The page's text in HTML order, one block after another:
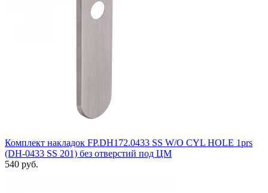
Комплект накладок FP.DH172.0433 SS W/O CYL HOLE 1prs
(DH-0433 SS 201) без отверстий под ЦМ
540 руб.